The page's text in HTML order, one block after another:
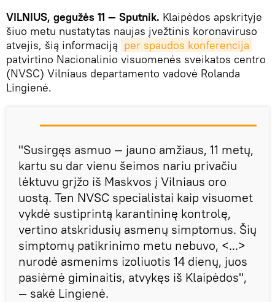
VILNIUS, gegužės 11 — Sputnik. Klaipėdos apskrityje
šiuo metu nustatytas naujas įvežtinis koronaviruso
atvejis, šią informaciją per spaudos konferencija
patvirtino Nacionalinio visuomenės sveikatos centro
(NVSC) Vilniaus departamento vadovė Rolanda
Lingienė.
"Susirgęs asmuo — jauno amžiaus, 11 metų,
kartu su dar vienu šeimos nariu privačiu
lėktuvu grįžo iš Maskvos į Vilniaus oro
uostą. Ten NVSC specialistai kaip visuomet
vykdė sustiprintą karantininę kontrolę,
vertino atskridusių asmenų simptomus. Šių
simptomų patikrinimo metu nebuvo, <...>
nurodė asmenims izoliuotis 14 dienų, juos
pasiėmė giminaitis, atvykęs iš Klaipėdos",
— sakė Lingienė.